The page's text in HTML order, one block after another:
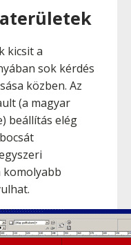
kicsit a
sok kérdés
közben. Az
(a magyar
beállítás elég
komolyabb